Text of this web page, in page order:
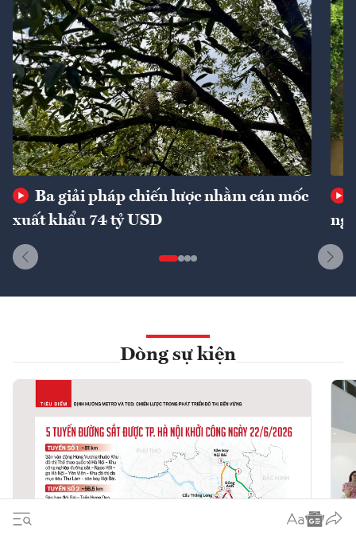
Ba giải pháp chiến lược nhằm cán mốc
xuất khẩu 74 tỷ USD
Dòng sự kiện